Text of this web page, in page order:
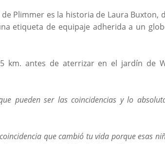
Plimmer es la historia de Laura Buxton,
etiqueta de equipaje adherida a un
km. antes de aterrizar en el jardín de
pueden ser las coincidencias y lo
que cambió tu vida porque esas